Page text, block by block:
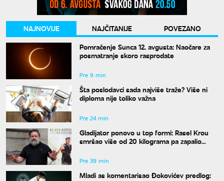
NAJNOVIJE NAJČITANIJE
POVEZANO
Pomračenje Sunca 12. avgusta: Naočare za
posmatranje skoro rasprodate
Pre 9 min
Šta poslodavci sada najviše traže? Više ni
diploma nije toliko važna
Pre 24 min
Gladijator ponovo u top formi: Rasel Krou
smršao više od 20 kilograma pa zapalio
Pre 39 min
Mladi as komentarisao Đokovićev predlog: